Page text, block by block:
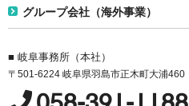
グループ会社（海外事業）
■ 岐阜事務所（本社）
〒501-6224 岐阜県羽島市正木町大浦460